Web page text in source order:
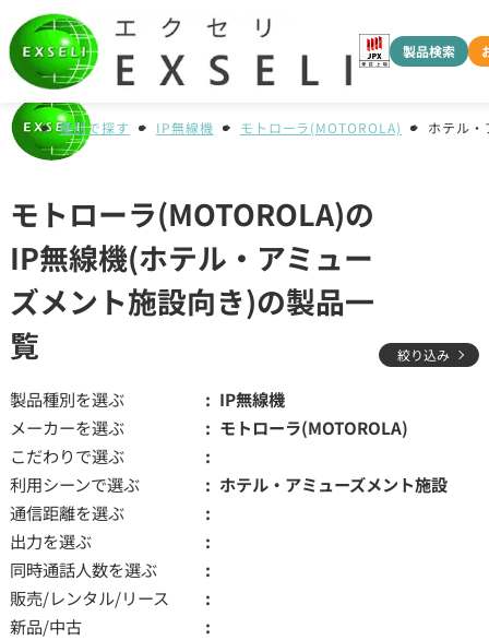
製品検索
種別で探す IP無線機 モトローラ(MOTOROLA) ホテル・
モトローラ(MOTOROLA)の
IP無線機(ホテル・アミュー
ズメント施設向き)の製品一
覧
絞り込み
製品種別を選ぶ
IP無線機
メーカーを選ぶ
モトローラ(MOTOROLA)
こだわりで選ぶ
利用シーンで選ぶ
ホテル・アミューズメント施設
通信距離を選ぶ
出力を選ぶ
同時通話人数を選ぶ
販売/レンタル/リース
新品/中古